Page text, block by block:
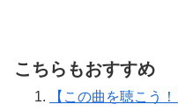
こちらもおすすめ
【この曲を聴こう